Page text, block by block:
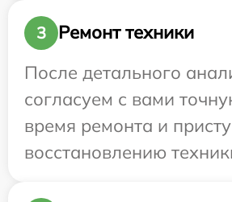
3
Ремонт техники
После детального
согласуем с вами
время ремонта и
восстановлению